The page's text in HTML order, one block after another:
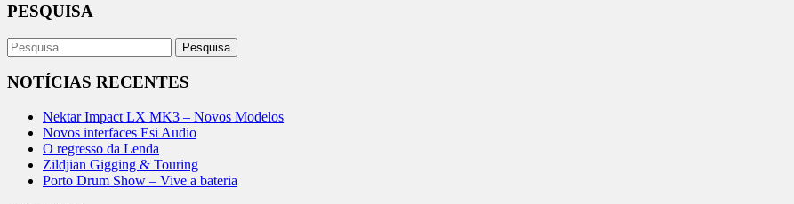
PESQUISA
NOTÍCIAS RECENTES
Nektar Impact LX MK3 – Novos Modelos
Novos interfaces Esi Audio
O regresso da Lenda
Zildjian Gigging & Touring
Porto Drum Show – Vive a bateria